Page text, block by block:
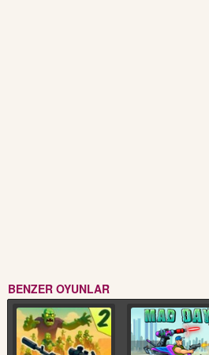
BENZER OYUNLAR